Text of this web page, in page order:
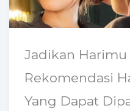
Jadikan Harimu
Rekomendasi
Yang Dapat